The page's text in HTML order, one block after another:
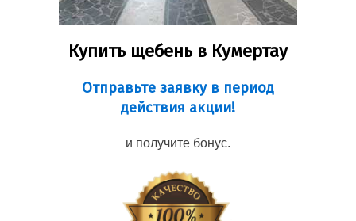
Купить щебень в Кумертау
Отправьте заявку в период
действия акции!
и получите бонус.